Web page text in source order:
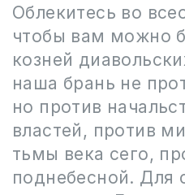
Облекитесь во
чтобы вам можно
козней
наша брань не
но против
властей, против
тьмы века сего,
поднебесной. Для